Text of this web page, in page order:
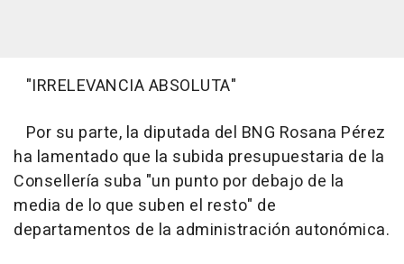
"IRRELEVANCIA ABSOLUTA"
Por su parte, la diputada del BNG Rosana Pérez
ha lamentado que la subida presupuestaria de la
Consellería suba "un punto por debajo de la
media de lo que suben el resto" de
departamentos de la administración autonómica.